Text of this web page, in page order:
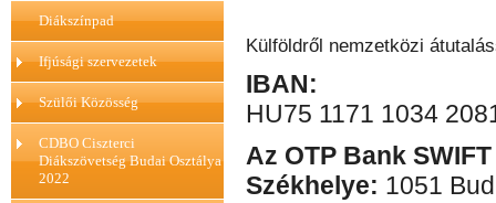
Diákszínpad
Ifjúsági szervezetek
Szülői Közösség
CDBO Ciszterci
Diákszövetség Budai Osztálya
2022
Külföldről nemzetközi
IBAN:
HU75 1171 1034
Az OTP Bank
Székhelye: 1051